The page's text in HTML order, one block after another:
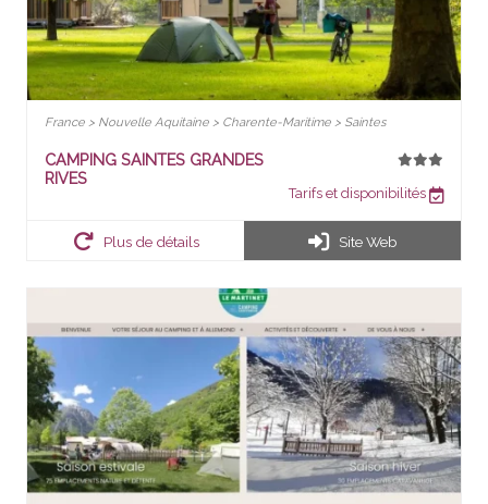
France > Nouvelle Aquitaine > Charente-Maritime > Saintes
CAMPING SAINTES GRANDES
RIVES
Tarifs et disponibilités
Plus de détails Site Web